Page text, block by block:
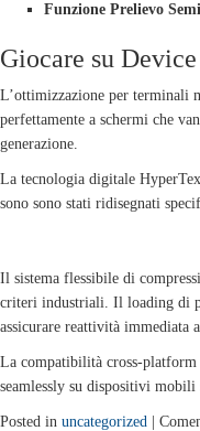
Funzione Prelievo
Giocare su
L’ottimizzazione per terminali
perfettamente a schermi che
generazione.
La tecnologia digitale
sono sono stati ridisegnati
Il sistema flessibile di
criteri industriali. Il loading di
assicurare reattività immediata
La compatibilità cross-platform
seamlessly su dispositivi
Posted in uncategorized